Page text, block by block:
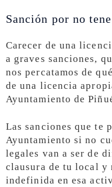
Sanción por no
Carecer de una
a graves sanciones,
nos percatamos de
de una licencia
Ayuntamiento de
Las sanciones que te
Ayuntamiento si no
legales van a ser de
clausura de tu local y
indefinida en esa